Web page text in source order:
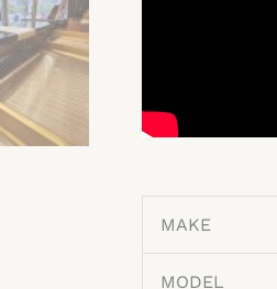
MAKE
MODEL